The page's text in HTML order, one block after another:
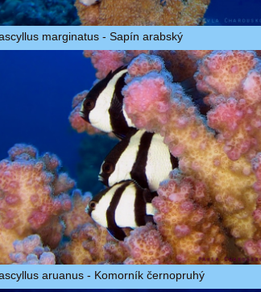
marginatus - Sapín arabský
aruanus - Komorník černopruhý